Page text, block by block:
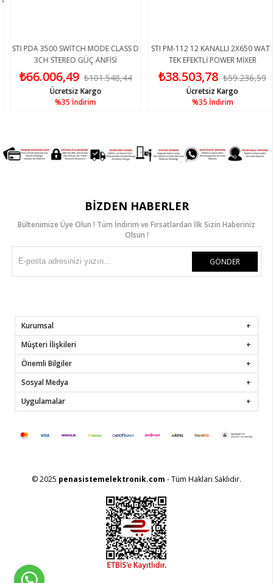
STI PDA 3500 SWİTCH MODE CLASS D
3CH STEREO GÜÇ ANFİSİ
₺66.006,49 ₺101.548,44
%35İndirim
Ücretsiz Kargo
STI PM-112 12 KANALLI 2X650 WATT
TEK EFEKTLİ POWER MİXER
₺38.503,78 ₺59.236,59
%35İndirim
Ücretsiz Kargo
BIZDEN HABERLER
Bültenimize Üye Olun ! Tüm İndirim ve Fırsatlardan İlk Sizin Haberiniz
Olsun !
GÖNDER
Kurumsal
Müşteri İlişkileri
Önemli Bilgiler
Sosyal Medya
Uygulamalar
© 2025 penasistemelektronik.com - Tüm Hakları Saklıdır.